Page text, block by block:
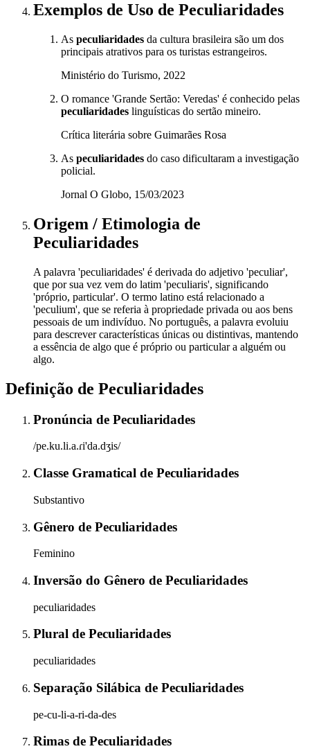
Exemplos de Uso de Peculiaridades
As peculiaridades da cultura brasileira são um dos
principais atrativos para os turistas estrangeiros.
Ministério do Turismo, 2022
O romance 'Grande Sertão: Veredas' é conhecido pelas
peculiaridades linguísticas do sertão mineiro.
Crítica literária sobre Guimarães Rosa
As peculiaridades do caso dificultaram a investigação
policial.
Jornal O Globo, 15/03/2023
Origem / Etimologia de
Peculiaridades
A palavra 'peculiaridades' é derivada do adjetivo 'peculiar',
que por sua vez vem do latim 'peculiaris', significando
'próprio, particular'. O termo latino está relacionado a
'peculium', que se referia à propriedade privada ou aos bens
pessoais de um indivíduo. No português, a palavra evoluiu
para descrever características únicas ou distintivas, mantendo
a essência de algo que é próprio ou particular a alguém ou
algo.
Definição de Peculiaridades
Pronúncia de Peculiaridades
/pe.ku.li.a.ɾi'da.dʒis/
Classe Gramatical de Peculiaridades
Substantivo
Gênero de Peculiaridades
Feminino
Inversão do Gênero de Peculiaridades
peculiaridades
Plural de Peculiaridades
peculiaridades
Separação Silábica de Peculiaridades
pe-cu-li-a-ri-da-des
Rimas de Peculiaridades